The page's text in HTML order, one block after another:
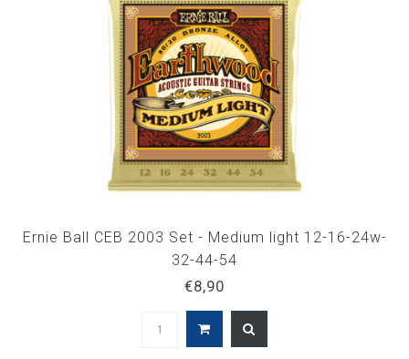
Ernie Ball CEB 2003 Set - Medium light 12-16-24w-
32-44-54
€8,90